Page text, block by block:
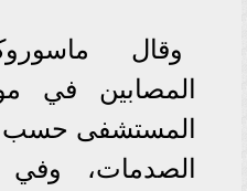
وقال
المصابين في
المستشفى حسب
الصدمات، وفي